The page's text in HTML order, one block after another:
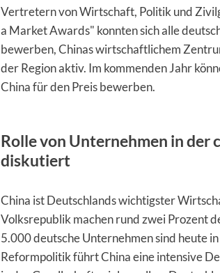
Vertretern von Wirtschaft, Politik und
a Market Awards" konnten sich alle
bewerben, Chinas wirtschaftlichem
der Region aktiv. Im kommenden Jahr
China für den Preis bewerben.
Rolle von Unternehmen in der
diskutiert
China ist Deutschlands wichtigster
Volksrepublik machen rund zwei Prozent
5.000 deutsche Unternehmen sind heute
Reformpolitik führt China eine intensive